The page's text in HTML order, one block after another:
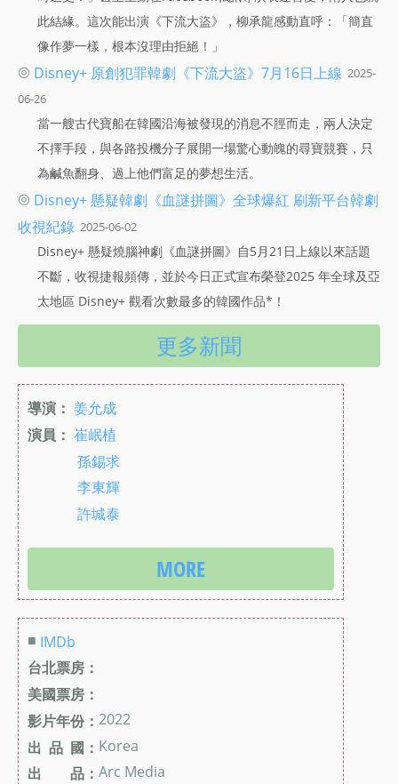
此結緣。這次能出演《下流大盜》，柳承龍感動直呼：「簡直
像作夢一樣，根本沒理由拒絕！」
◎ Disney+ 原創犯罪韓劇《下流大盜》7月16日上線 2025-
06-26
當一艘古代寶船在韓國沿海被發現的消息不脛而走，兩人決定
不擇手段，與各路投機分子展開一場驚心動魄的尋寶競賽，只
為鹹魚翻身、過上他們富足的夢想生活。
◎ Disney+ 懸疑韓劇《血謎拼圖》全球爆紅 刷新平台韓劇
收視紀錄 2025-06-02
Disney+ 懸疑燒腦神劇《血謎拼圖》自5月21日上線以來話題
不斷，收視捷報頻傳，並於今日正式宣布榮登2025 年全球及亞
太地區 Disney+ 觀看次數最多的韓國作品*！
更多新聞
導演： 姜允成
演員： 崔岷植
孫錫求
李東輝
許城泰
MORE
■ IMDb
台北票房：
美國票房：
影片年份： 2022
出 品 國： Korea
出 品： Arc Media